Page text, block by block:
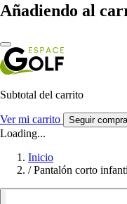
Añadiendo al
Subtotal del carrito
Ver mi carrito Seguir
Loading...
Inicio
/ Pantalón corto